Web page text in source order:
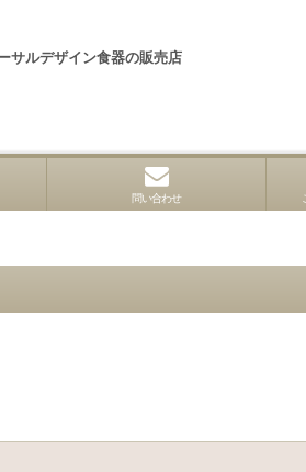
サルデザイン食器の販売店
問い合わせ